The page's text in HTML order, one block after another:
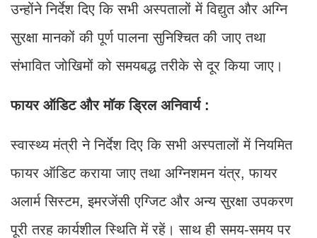
उन्होंने निर्देश दिए कि सभी अस्पतालों में विद्युत और अग्नि
सुरक्षा मानकों की पूर्ण पालना सुनिश्चित की जाए तथा
संभावित जोखिमों को समयबद्ध तरीके से दूर किया जाए।
फायर ऑडिट और मॉक ड्रिल अनिवार्य :
स्वास्थ्य मंत्री ने निर्देश दिए कि सभी अस्पतालों में नियमित
फायर ऑडिट कराया जाए तथा अग्निशमन यंत्र, फायर
अलार्म सिस्टम, इमरजेंसी एग्जिट और अन्य सुरक्षा उपकरण
पूरी तरह कार्यशील स्थिति में रहें। साथ ही समय-समय पर